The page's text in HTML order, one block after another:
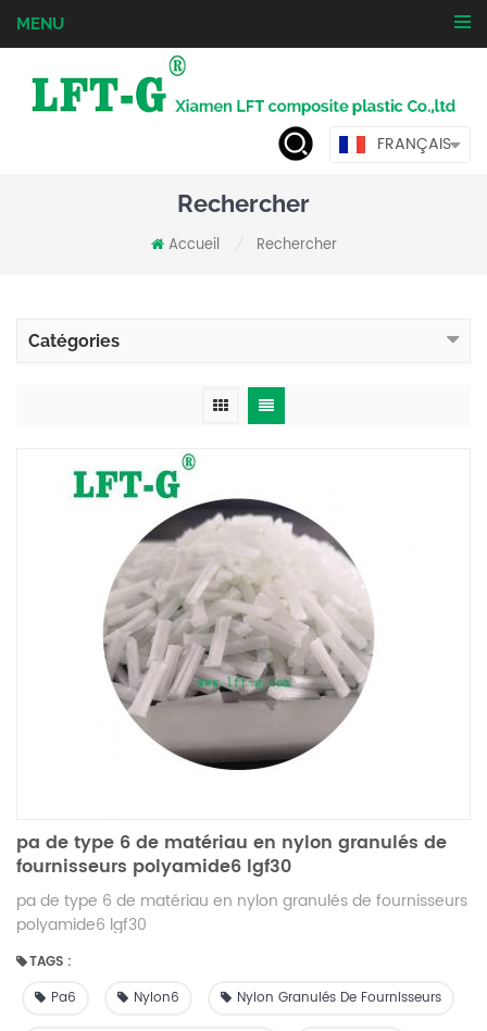
MENU
FRANÇAIS
Rechercher
Accueil Rechercher
Catégories
pa de type 6 de matériau en nylon granulés de
fournisseurs polyamide6 lgf30
pa de type 6 de matériau en nylon granulés de fournisseurs
polyamide6 lgf30
TAGS :
Pa6
Nylon6 Nylon Granulés De Fournisseurs